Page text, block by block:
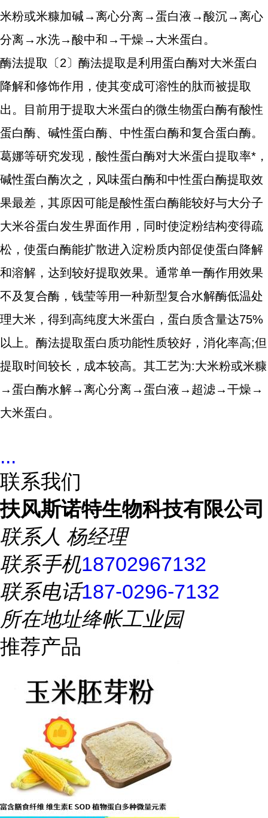
米粉或米糠加碱→离心分离→蛋白液→酸沉→离心
分离→水洗→酸中和→干燥→大米蛋白。
酶法提取〔2〕酶法提取是利用蛋白酶对大米蛋白
降解和修饰作用，使其变成可溶性的肽而被提取
出。目前用于提取大米蛋白的微生物蛋白酶有酸性
蛋白酶、碱性蛋白酶、中性蛋白酶和复合蛋白酶。
葛娜等研究发现，酸性蛋白酶对大米蛋白提取率*，
碱性蛋白酶次之，风味蛋白酶和中性蛋白酶提取效
果最差，其原因可能是酸性蛋白酶能较好与大分子
大米谷蛋白发生界面作用，同时使淀粉结构变得疏
松，使蛋白酶能扩散进入淀粉质内部促使蛋白降解
和溶解，达到较好提取效果。通常单一酶作用效果
不及复合酶，钱莹等用一种新型复合水解酶低温处
理大米，得到高纯度大米蛋白，蛋白质含量达75%
以上。酶法提取蛋白质功能性质较好，消化率高;但
提取时间较长，成本较高。其工艺为:大米粉或米糠
→蛋白酶水解→离心分离→蛋白液→超滤→干燥→
大米蛋白。
...
联系我们
扶风斯诺特生物科技有限公司
联系人 杨经理
联系手机18702967132
联系电话187-0296-7132
所在地址绛帐工业园
推荐产品